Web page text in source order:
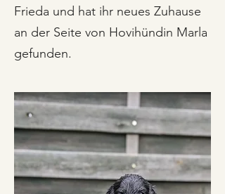
Frieda und hat ihr neues Zuhause
an der Seite von Hovihündin Marla
gefunden.